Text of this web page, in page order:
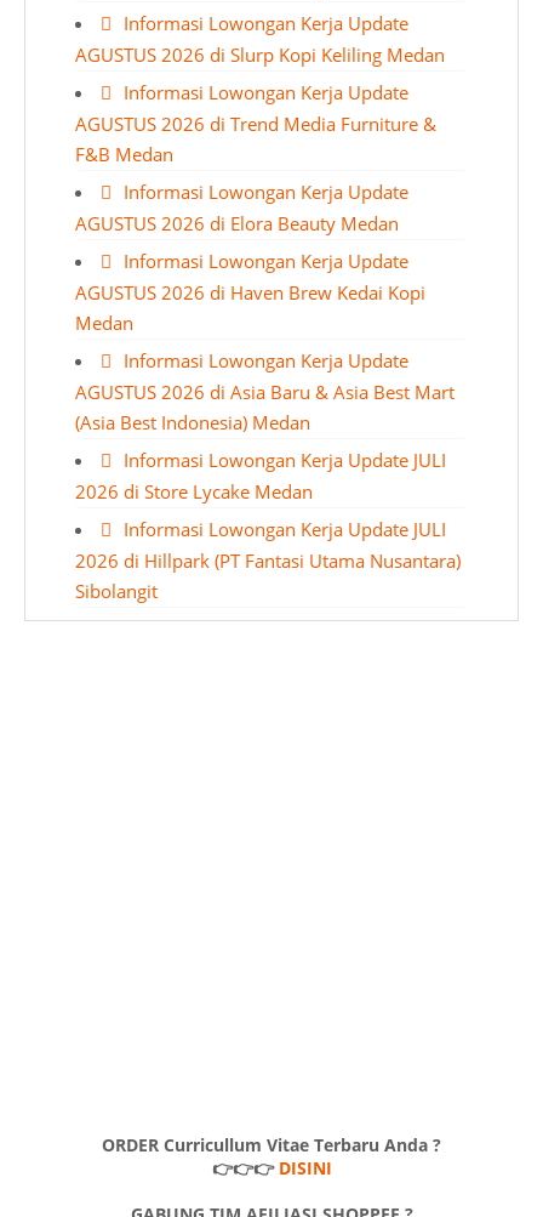
Informasi Lowongan Kerja Update
AGUSTUS 2026 di Slurp Kopi Keliling Medan
Informasi Lowongan Kerja Update
AGUSTUS 2026 di Trend Media Furniture &
F&B Medan
Informasi Lowongan Kerja Update
AGUSTUS 2026 di Elora Beauty Medan
Informasi Lowongan Kerja Update
AGUSTUS 2026 di Haven Brew Kedai Kopi
Medan
Informasi Lowongan Kerja Update
AGUSTUS 2026 di Asia Baru & Asia Best Mart
(Asia Best Indonesia) Medan
Informasi Lowongan Kerja Update JULI
2026 di Store Lycake Medan
Informasi Lowongan Kerja Update JULI
2026 di Hillpark (PT Fantasi Utama Nusantara)
Sibolangit
ORDER Curricullum Vitae Terbaru Anda ?
👉👉👉 DISINI